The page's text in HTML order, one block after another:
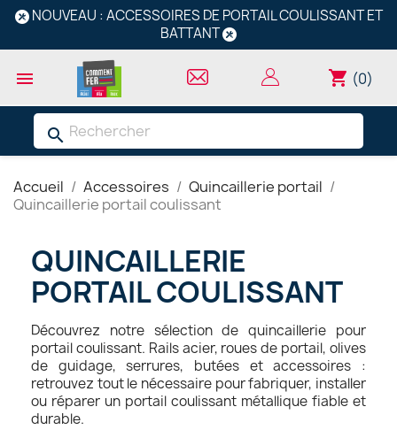
NOUVEAU : ACCESSOIRES DE PORTAIL COULISSANT ET
BATTANT
 shopping_cart (0)
search
Accueil Accessoires
Quincaillerie portail
Quincaillerie portail coulissant
QUINCAILLERIE
PORTAIL COULISSANT
Découvrez notre sélection de quincaillerie pour
portail coulissant. Rails acier, roues de portail, olives
de guidage, serrures, butées et accessoires :
retrouvez tout le nécessaire pour fabriquer, installer
ou réparer un portail coulissant métallique fiable et
durable.